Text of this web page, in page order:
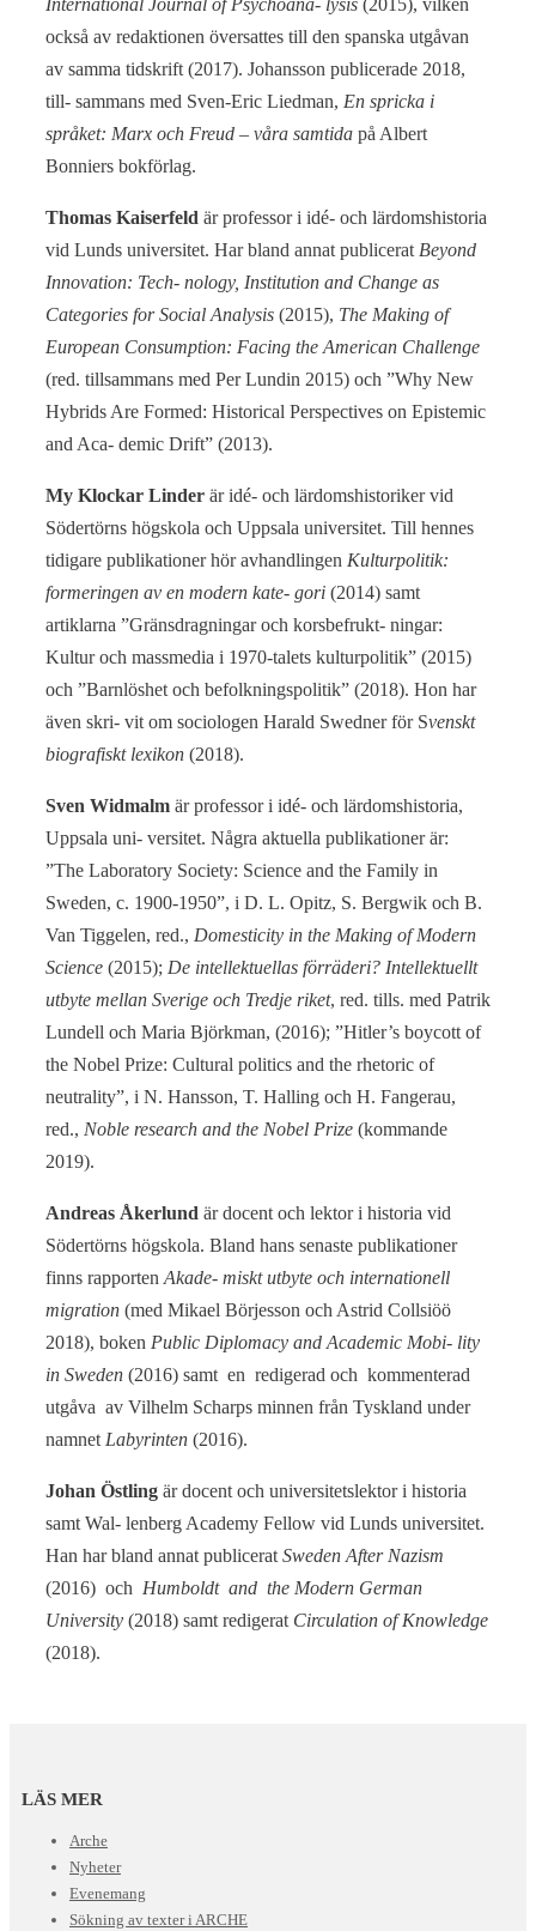
också av redaktionen översattes till den spanska utgåvan
av samma tidskrift (2017). Johansson publicerade 2018,
till- sammans med Sven-Eric Liedman, En spricka i
språket: Marx och Freud – våra samtida på Albert
Bonniers bokförlag.
Thomas Kaiserfeld är professor i idé- och lärdomshistoria
vid Lunds universitet. Har bland annat publicerat Beyond
Innovation: Tech- nology, Institution and Change as
Categories for Social Analysis (2015), The Making of
European Consumption: Facing the American Challenge
(red. tillsammans med Per Lundin 2015) och ”Why New
Hybrids Are Formed: Historical Perspectives on Epistemic
and Aca- demic Drift” (2013).
My Klockar Linder är idé- och lärdomshistoriker vid
Södertörns högskola och Uppsala universitet. Till hennes
tidigare publikationer hör avhandlingen Kulturpolitik:
formeringen av en modern kate- gori (2014) samt
artiklarna ”Gränsdragningar och korsbefrukt- ningar:
Kultur och massmedia i 1970-talets kulturpolitik” (2015)
och ”Barnlöshet och befolkningspolitik” (2018). Hon har
även skri- vit om sociologen Harald Swedner för Svenskt
biografiskt lexikon (2018).
Sven Widmalm är professor i idé- och lärdomshistoria,
Uppsala uni- versitet. Några aktuella publikationer är:
”The Laboratory Society: Science and the Family in
Sweden, c. 1900-1950”, i D. L. Opitz, S. Bergwik och B.
Van Tiggelen, red., Domesticity in the Making of Modern
Science (2015); De intellektuellas förräderi? Intellektuellt
utbyte mellan Sverige och Tredje riket, red. tills. med Patrik
Lundell och Maria Björkman, (2016); ”Hitler’s boycott of
the Nobel Prize: Cultural politics and the rhetoric of
neutrality”, i N. Hansson, T. Halling och H. Fangerau,
red., Noble research and the Nobel Prize (kommande
2019).
Andreas Åkerlund är docent och lektor i historia vid
Södertörns högskola. Bland hans senaste publikationer
finns rapporten Akade- miskt utbyte och internationell
migration (med Mikael Börjesson och Astrid Collsiöö
2018), boken Public Diplomacy and Academic Mobi- lity
in Sweden (2016) samt en redigerad och kommenterad
utgåva av Vilhelm Scharps minnen från Tyskland under
namnet Labyrinten (2016).
Johan Östling är docent och universitetslektor i historia
samt Wal- lenberg Academy Fellow vid Lunds universitet.
Han har bland annat publicerat Sweden After Nazism
(2016) och Humboldt and the Modern German
University (2018) samt redigerat Circulation of Knowledge
(2018).
LÄS MER
Arche
Nyheter
Evenemang
Sökning av texter i ARCHE